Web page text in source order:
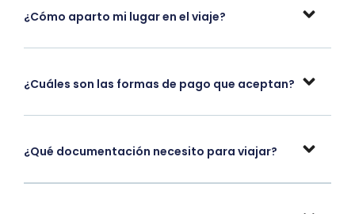
¿Cómo aparto mi lugar en el viaje?
¿Cuáles son las formas de pago que aceptan?
¿Qué documentación necesito para viajar?